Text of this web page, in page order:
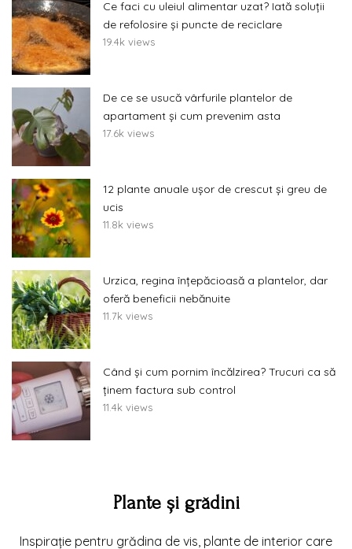
Ce faci cu uleiul alimentar uzat? Iată soluții
de refolosire și puncte de reciclare
19.4k views
De ce se usucă vârfurile plantelor de
apartament și cum prevenim asta
17.6k views
12 plante anuale ușor de crescut și greu de
ucis
11.8k views
Urzica, regina înțepăcioasă a plantelor, dar
oferă beneficii nebănuite
11.7k views
Când și cum pornim încălzirea? Trucuri ca să
ținem factura sub control
11.4k views
Plante și grădini
Inspirație pentru grădina de vis, plante de interior care